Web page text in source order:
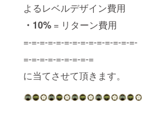
よるレベルデザイン費用
・10% = リターン費用
=-=-=-=-=-=-=-=-=-=-=-=-=-=-
=-=-=-=-=-=-=-=-=
に当てさせて頂きます。